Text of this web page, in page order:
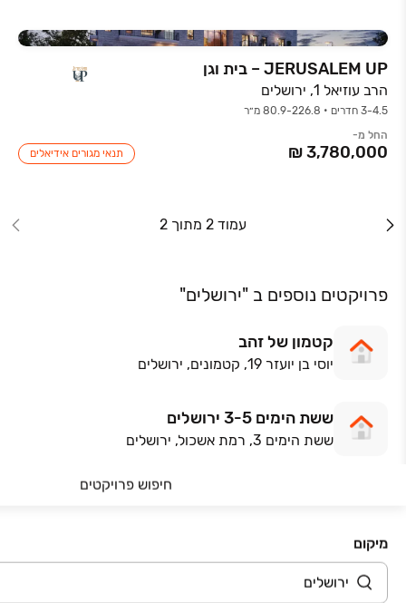
חיפוש פרויקטים
מיקום
JERUSALEM UP – בית וגן
הרב עוזיאל 1, ירושלים
3-4.5 חדרים • 80.9-226.8 מ״ר
החל מ-
תנאי מגורים אידיאלים
עמוד 2 מתוך 2
פרויקטים נוספים ב "ירושלים"
קטמון של זהב
יוסי בן יועזר 19, קטמונים, ירושלים
ששת הימים 3-5 ירושלים
ששת הימים 3, רמת אשכול, ירושלים
תחכמוני 24, מקור ברוך, ירושלים